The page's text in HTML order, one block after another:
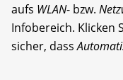
aufs WLAN- bzw.
Infobereich. Klicken
sicher, dass